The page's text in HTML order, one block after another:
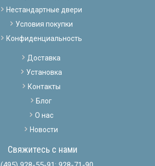
Нестандартные двери
Условия покупки
Конфиденциальность
Доставка
Установка
Контакты
Блог
О нас
Новости
Свяжитесь с нами